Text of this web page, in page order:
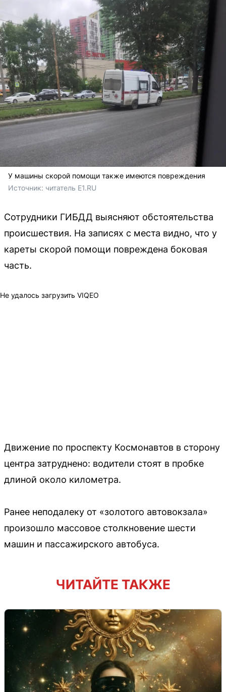
У машины скорой помощи также имеются повреждения
Источник: читатель E1.RU
Сотрудники ГИБДД выясняют обстоятельства
происшествия. На записях с места видно, что у
кареты скорой помощи повреждена боковая
часть.
Не удалось загрузить VIQEO
Движение по проспекту Космонавтов в сторону
центра затруднено: водители стоят в пробке
длиной около километра.
Ранее неподалеку от «золотого автовокзала»
произошло массовое столкновение шести
машин и пассажирского автобуса.
ЧИТАЙТЕ ТАКЖЕ